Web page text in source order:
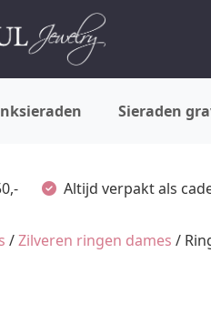
Sieraden
Altijd verpakt als
/Zilveren ringen dames /